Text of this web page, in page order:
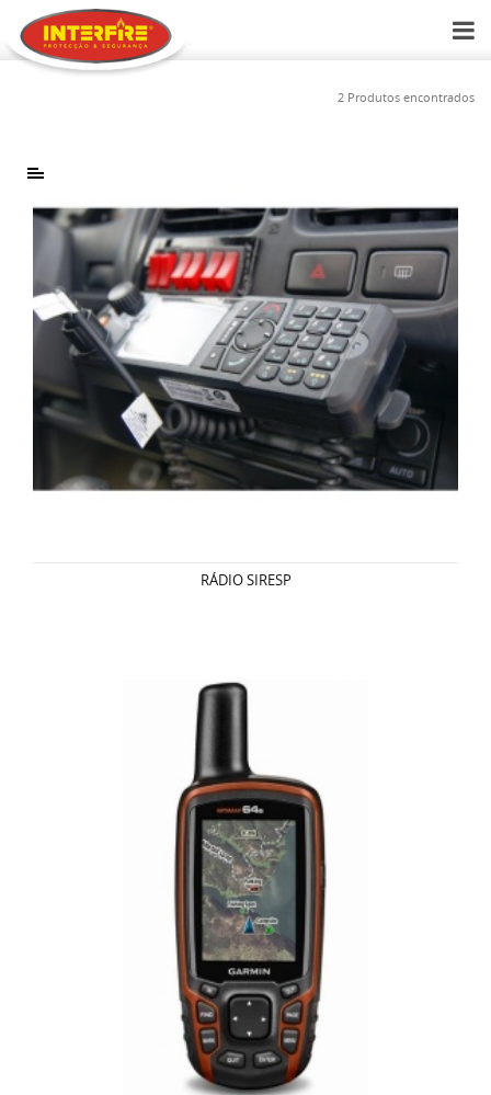
2 Produtos encontrados
RÁDIO SIRESP